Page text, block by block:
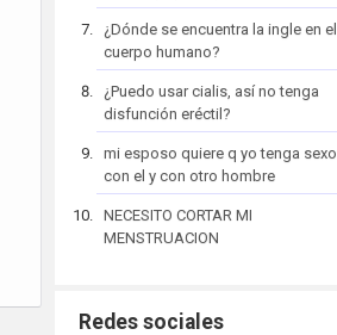
¿Dónde se encuentra la ingle en el
cuerpo humano?
¿Puedo usar cialis, así no tenga
disfunción eréctil?
mi esposo quiere q yo tenga sexo
con el y con otro hombre
NECESITO CORTAR MI
MENSTRUACION
Redes sociales